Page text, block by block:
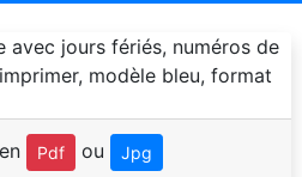
Pdf ou Jpg